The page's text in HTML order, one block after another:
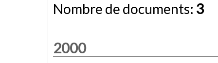
Nombre de documents: 3
2000